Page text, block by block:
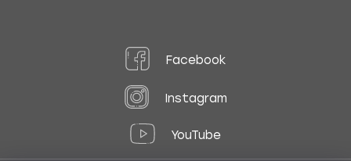
Facebook
Instagram
YouTube